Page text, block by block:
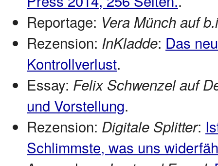
Reportage: Vera Münch auf
Rezension: InKladde: Das
Kontrollverlust.
Essay: Felix Schwenzel auf
und Vorstellung.
Rezension: Digitale Splitter:
Schlimmste, was uns